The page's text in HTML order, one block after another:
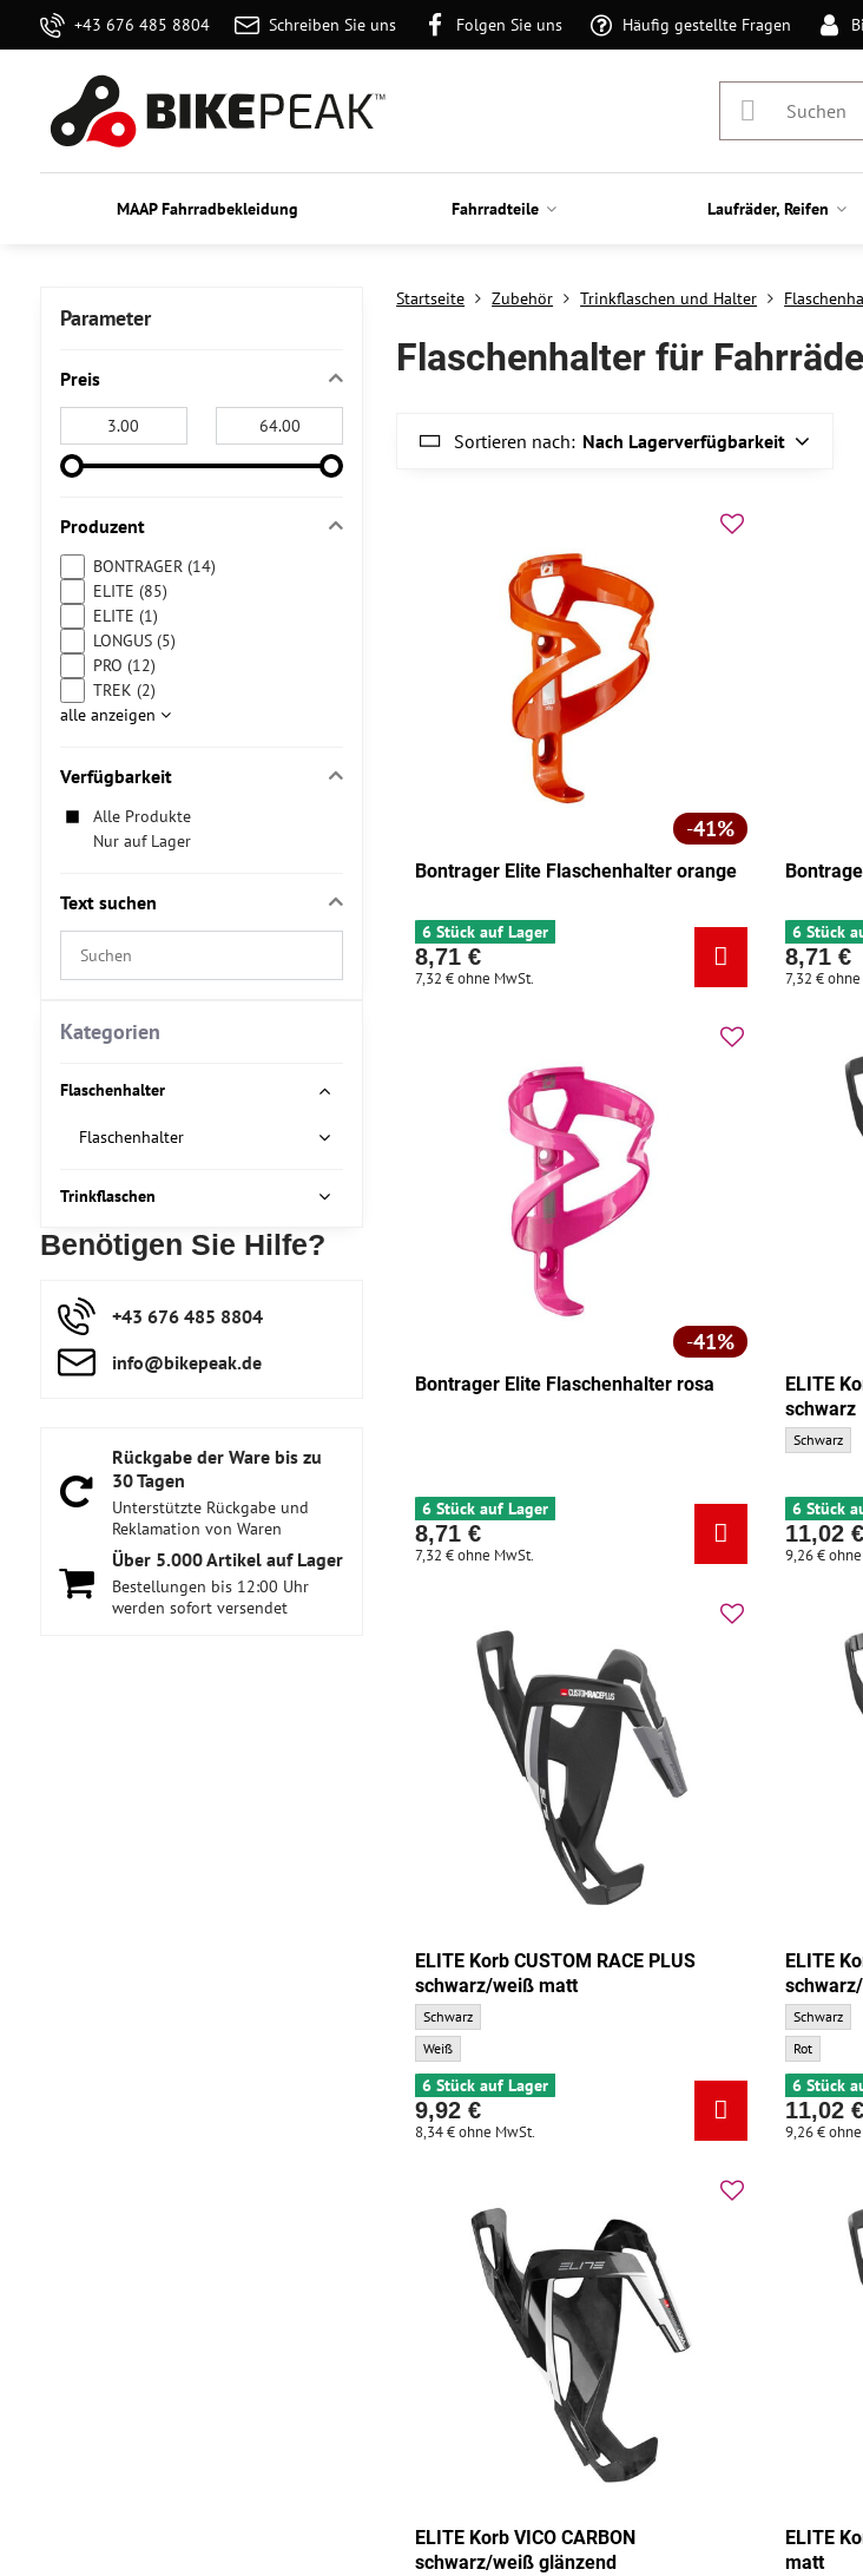
+43 676 485 8804 Schreiben Sie uns Folgen Sie uns Häufig gestellte Fragen
MAAP Fahrradbekleidung Fahrradteile Laufräder, Reifen
Startseite Zubehör Trinkflaschen und Halter
Flaschenhalter für
Sortieren nach: Nach Lagerverfügbarkeit
41%
Bontrager Elite Flaschenhalter orange
6 Stück auf Lager
8,71 €
7,32 €ohne MwSt.
6 Stück
8,71 €
7,32 €
41%
Bontrager Elite Flaschenhalter rosa
6 Stück auf Lager
8,71 €
7,32 €ohne MwSt.
ELITE
schwarz
ELITE Korb
Schwarz
6 Stück
11,02 €
9,26 €
ELITE Korb CUSTOM RACE PLUS
schwarz/weiß matt
ELITE Korb CUSTOM RACE PLUS schwarz/weiß matt - Grundfarbe:
Schwarz
ELITE Korb CUSTOM RACE PLUS schwarz/weiß matt - Zusatzfarbe:
Weiß
6 Stück auf Lager
9,92 €
8,34 €ohne MwSt.
ELITE
ELITE Korb
Schwarz
ELITE Korb
Rot
6 Stück
11,02 €
9,26 €
ELITE Korb VICO CARBON
schwarz/weiß glänzend
ELITE
matt
Parameter
Preis
Produzent
BONTRAGER (14)
ELITE (85)
ELITE (1)
LONGUS (5)
PRO (12)
TREK (2)
alle anzeigen
Verfügbarkeit
Alle Produkte
Nur auf Lager
Text suchen
Suchfilterergebnisse
Benötigen Sie Hilfe?
+43 676 485 8804
info​@bikepeak​.de
Rückgabe der Ware bis zu
30 Tagen
Unterstützte Rückgabe und
Reklamation von Waren
Über 5​.000 Artikel auf Lager
Bestellungen bis 12:00 Uhr
werden sofort versendet
Kategorien
Flaschenhalter
Flaschenhalter
Trinkflaschen